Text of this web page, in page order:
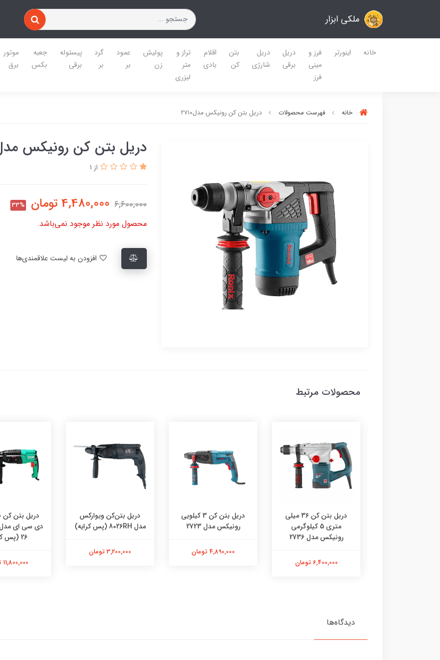
ملکی ابزار
خانه اینورتر
فرز و
مینی
فرز
دریل
برقی
دریل
شارژی
بتن
کن
اقلام
بادی
تراز و
متر
لیزری
پولیش
زن
عمود
بر
گرد
بر
پیستوله
برقی
جعبه
بکس
موتور
برق
خانه فهرست محصولات دریل بتن کن رونیکس مدل۲۷۱۰
دریل بتن کن رونیکس
از 1
6,600,000
4,480,000 تومان 33%
محصول مورد نظر موجود نمی‌باشد.
محصولات مرتبط
دریل بتن کن 36 میلی
متری 5 کیلو‌گرمی
رونیکس مدل 2736
6,400,000 تومان
دریل بتن کن 3 کیلویی
رونیکس مدل 2723
4,890,000 تومان
دریل بتن‌کن ویوارکس
مدل 8026RH (پس کرایه)
3,200,000 تومان
دریل بتن کن
26 (پس کرایه)
11,800,000 تومان
دیدگاه‌ها